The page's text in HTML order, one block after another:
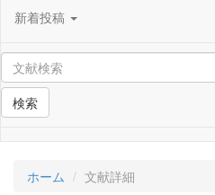
新着投稿
検索
ホーム 文献詳細